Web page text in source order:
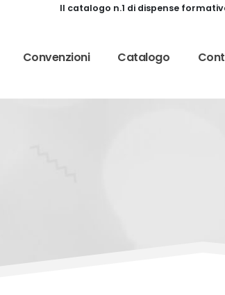
Il catalogo n.1 di dispense
Convenzioni Catalogo